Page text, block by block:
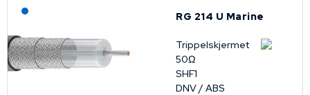
RG 214 U Marine
Trippelskjermet
50Ω
SHF1
DNV / ABS